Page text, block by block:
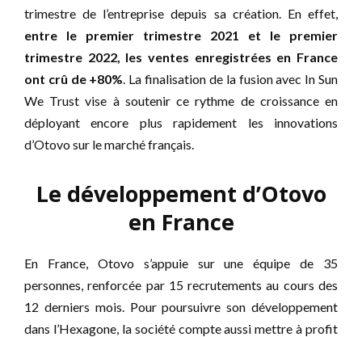
trimestre de l’entreprise depuis sa création. En effet,
entre le premier trimestre 2021 et le premier
trimestre 2022, les ventes enregistrées en France
ont crû de +80%. La finalisation de la fusion avec In Sun
We Trust vise à soutenir ce rythme de croissance en
déployant encore plus rapidement les innovations
d’Otovo sur le marché français.
Le développement d’Otovo
en France
En France, Otovo s’appuie sur une équipe de 35
personnes, renforcée par 15 recrutements au cours des
12 derniers mois. Pour poursuivre son développement
dans l’Hexagone, la société compte aussi mettre à profit